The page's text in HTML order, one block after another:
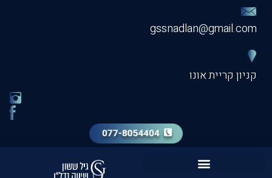
gssnadlan@gmail.com
קניון קריית אונו